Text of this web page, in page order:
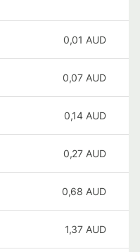
0,01 AUD
0,07 AUD
0,14 AUD
0,27 AUD
0,68 AUD
1,37 AUD